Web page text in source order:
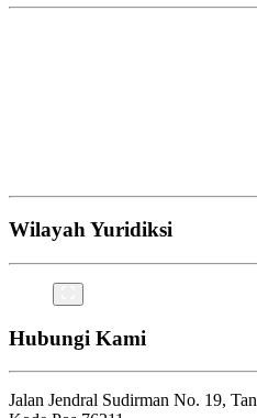
Wilayah Yuridiksi
Hubungi Kami
Jalan Jendral Sudirman No. 19,